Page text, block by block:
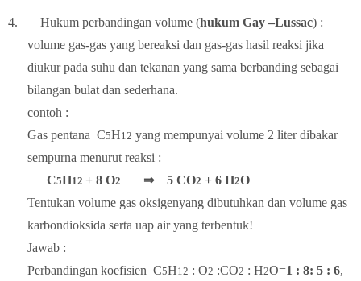
4. Hukum perbandingan volume (hukum Gay –Lussac) :
volume gas-gas yang bereaksi dan gas-gas hasil reaksi jika
diukur pada suhu dan tekanan yang sama berbanding sebagai
bilangan bulat dan sederhana.
contoh :
Gas pentana C5H12 yang mempunyai volume 2 liter dibakar
sempurna menurut reaksi :
C5H12 + 8 O2 ⇒ 5 CO2 + 6 H2O
Tentukan volume gas oksigenyang dibutuhkan dan volume gas
karbondioksida serta uap air yang terbentuk!
Jawab :
Perbandingan koefisien C5H12 : O2 :CO2 : H2O=1 : 8: 5 : 6,